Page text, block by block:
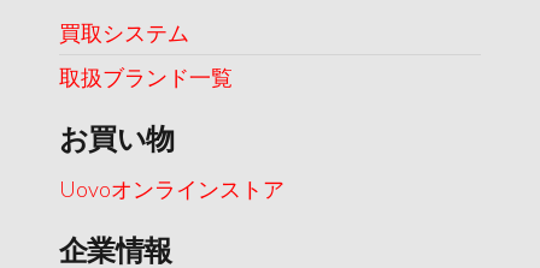
買取システム
取扱ブランド一覧
お買い物
Uovoオンラインストア
企業情報